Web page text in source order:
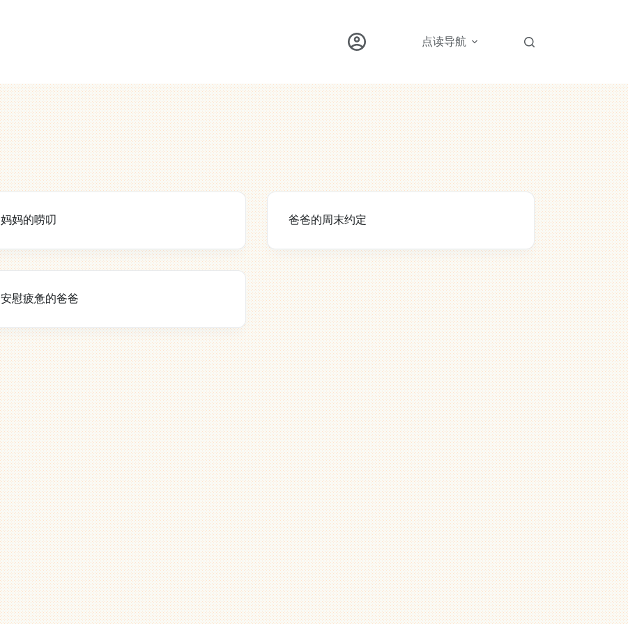
点读导航
妈妈的唠叨 爸爸的周末约定
安慰疲惫的爸爸